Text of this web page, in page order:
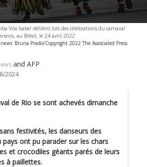
Vila Isabel défilent lors des célébrations du carnaval
au Brésil, le 24 avril 2022
Bruna Prado/Copyright 2022 The Associated Press
and AFP
2024
de Rio se sont achevés dimanche
festivités, les danseurs des
ont pu parader sur les chars
et crocodiles géants parés de leurs
à paillettes.